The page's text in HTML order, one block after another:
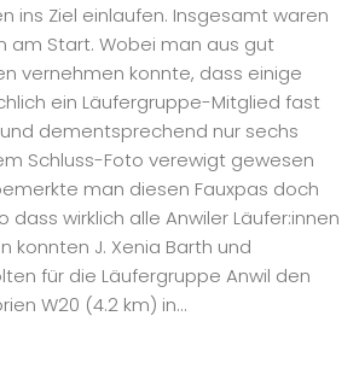
ins Ziel einlaufen. Insgesamt waren
am Start. Wobei man aus gut
vernehmen konnte, dass einige
ein Läufergruppe-Mitglied fast
dementsprechend nur sechs
Schluss-Foto verewigt gewesen
man diesen Fauxpas doch
dass wirklich alle Anwiler Läufer:innen
konnten J. Xenia Barth und
für die Läufergruppe Anwil den
W20 (4.2 km) in...